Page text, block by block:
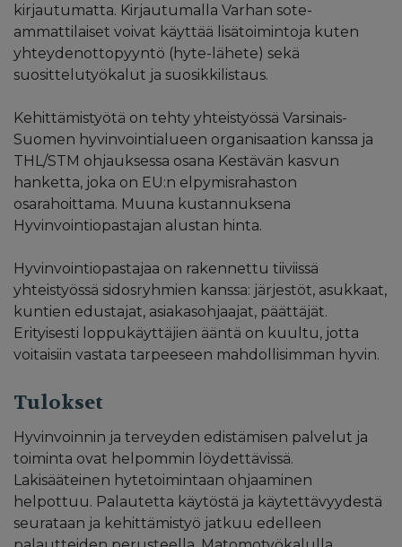
kirjautumatta. Kirjautumalla Varhan sote-
ammattilaiset voivat käyttää lisätoimintoja kuten
yhteydenottopyyntö (hyte-lähete) sekä
suosittelutyökalut ja suosikkilistaus.
Kehittämistyötä on tehty yhteistyössä Varsinais-
Suomen hyvinvointialueen organisaation kanssa ja
THL/STM ohjauksessa osana Kestävän kasvun
hanketta, joka on EU:n elpymisrahaston
osarahoittama. Muuna kustannuksena
Hyvinvointiopastajan alustan hinta.
Hyvinvointiopastajaa on rakennettu tiiviissä
yhteistyössä sidosryhmien kanssa: järjestöt, asukkaat,
kuntien edustajat, asiakasohjaajat, päättäjät.
Erityisesti loppukäyttäjien ääntä on kuultu, jotta
voitaisiin vastata tarpeeseen mahdollisimman hyvin.
Tulokset
Hyvinvoinnin ja terveyden edistämisen palvelut ja
toiminta ovat helpommin löydettävissä.
Lakisääteinen hytetoimintaan ohjaaminen
helpottuu. Palautetta käytöstä ja käytettävyydestä
seurataan ja kehittämistyö jatkuu edelleen